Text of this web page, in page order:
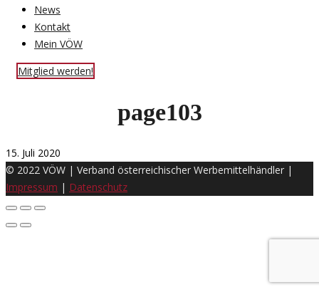
News
Kontakt
Mein VÖW
Mitglied werden!
page103
15. Juli 2020
© 2022 VÖW | Verband österreichischer Werbemittelhändler |
Impressum | Datenschutz